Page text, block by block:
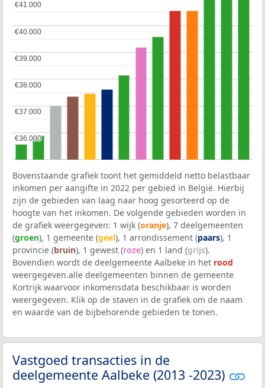
€36.000
€36.000
€37.000
€37.000
€38.000
€38.000
€39.000
€39.000
€40.000
€40.000
€41.000
€41.000
Bovenstaande grafiek toont het gemiddeld netto belastbaar
inkomen per aangifte in 2022 per gebied in België. Hierbij
zijn de gebieden van laag naar hoog gesorteerd op de
hoogte van het inkomen. De volgende gebieden worden in
de grafiek weergegeven: 1 wijk (oranje), 7 deelgemeenten
(groen), 1 gemeente (geel), 1 arrondissement (paars), 1
provincie (bruin), 1 gewest (roze) en 1 land (grijs).
Bovendien wordt de deelgemeente Aalbeke in het rood
weergegeven.alle deelgemeenten binnen de gemeente
Kortrijk waarvoor inkomensdata beschikbaar is worden
weergegeven. Klik op de staven in de grafiek om de naam
en waarde van de bijbehorende gebieden te tonen.
Vastgoed transacties in de
deelgemeente Aalbeke (2013 -2023)